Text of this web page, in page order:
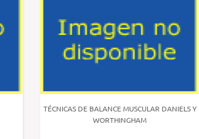
TÉCNICAS DE BALANCE MUSCULAR DANIELS Y
WORTHINGHAM